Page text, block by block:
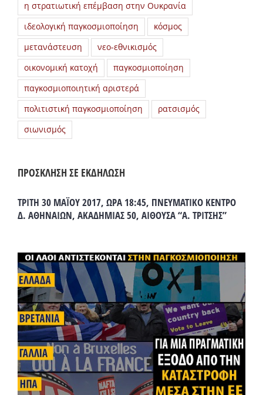
η στρατιωτική επέμβαση στην Ουκρανία
ιδεολογική παγκοσμιοποίηση
κόσμος
μετανάστευση
νεο-εθνικισμός
οικονομική κατοχή
παγκοσμιοποίηση
παγκοσμιοποιητική αριστερά
πολιτιστική παγκοσμιοποίηση
ρατσισμός
σιωνισμός
ΠΡΟΣΚΛΗΣΗ ΣΕ ΕΚΔΗΛΩΣΗ
ΤΡΙΤΗ 30 ΜΑΪΟΥ 2017, ΩΡΑ 18:45, ΠΝΕΥΜΑΤΙΚΟ ΚΕΝΤΡΟ
Δ. ΑΘΗΝΑΙΩΝ, ΑΚΑΔΗΜΙΑΣ 50, ΑΙΘΟΥΣΑ “Α. ΤΡΙΤΣΗΣ”